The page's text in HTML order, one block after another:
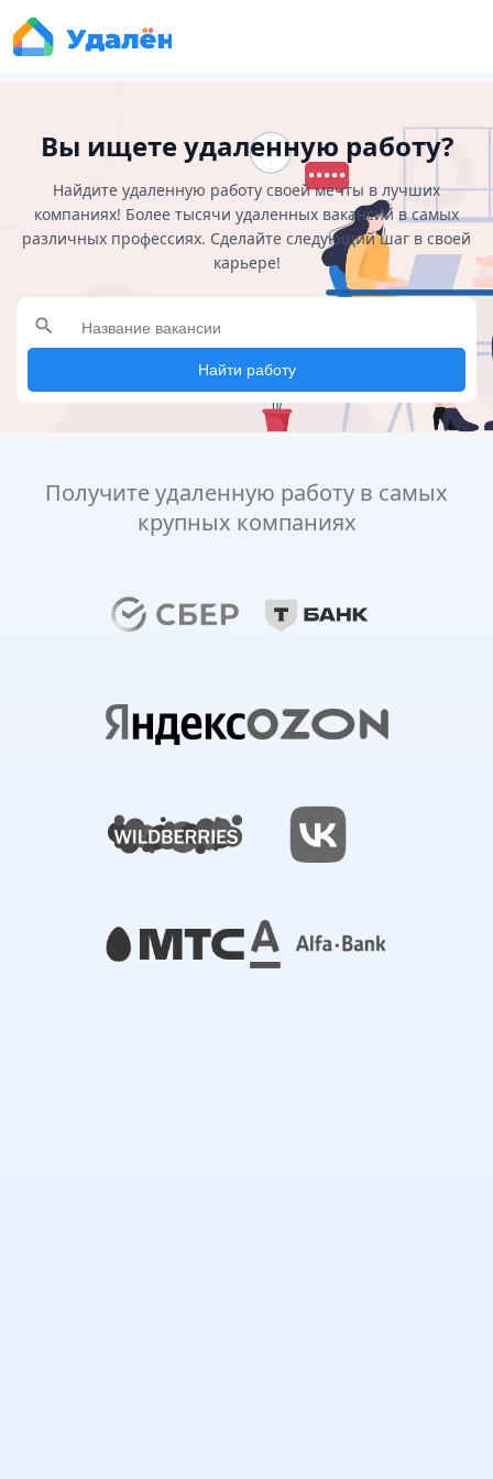
Вы ищете удаленную работу?
Найдите удаленную работу своей мечты в лучших
компаниях! Более тысячи удаленных вакансий в самых
различных профессиях. Сделайте следующий шаг в своей
карьере!
search
Найти работу
Получите удаленную работу в самых
крупных компаниях